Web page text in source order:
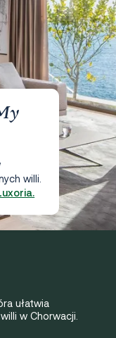
willi.
ułatwia
w Chorwacji.